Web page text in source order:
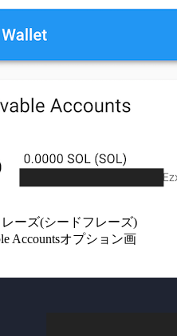
ーズ(シードフレーズ)
Accountsオプション画